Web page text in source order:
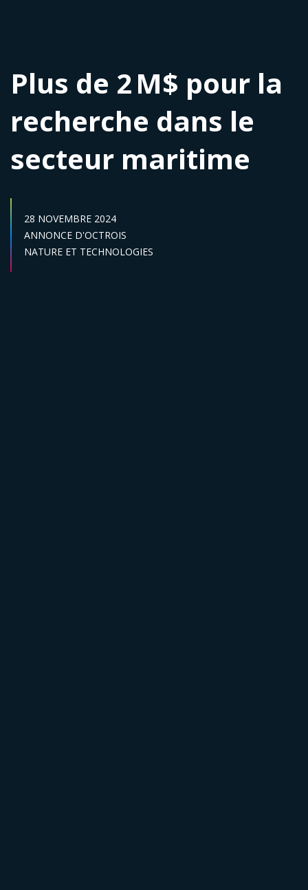
Plus de 2 M$ pour la
recherche dans le
secteur maritime
DATE DE PUBLICATION :
28 NOVEMBRE 2024
Catégories :
ANNONCE D'OCTROIS
Secteur :
NATURE ET TECHNOLOGIES